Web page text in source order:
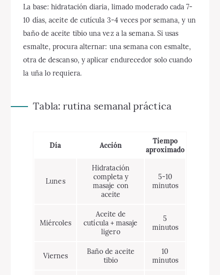
La base: hidratación diaria, limado moderado cada 7-
10 días, aceite de cutícula 3-4 veces por semana, y un
baño de aceite tibio una vez a la semana. Si usas
esmalte, procura alternar: una semana con esmalte,
otra de descanso, y aplicar endurecedor solo cuando
la uña lo requiera.
Tabla: rutina semanal práctica
Día Acción
Tiempo
aproximado
Lunes
Hidratación
completa y
masaje con
aceite
5-10
minutos
Miércoles
Aceite de
cutícula + masaje
ligero
5
minutos
Viernes
Baño de aceite
tibio
10
minutos